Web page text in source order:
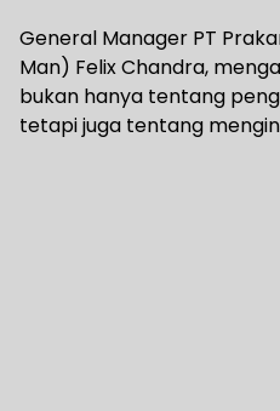
General Manager PT
Man) Felix Chandra,
bukan hanya tentang
tetapi juga tentang